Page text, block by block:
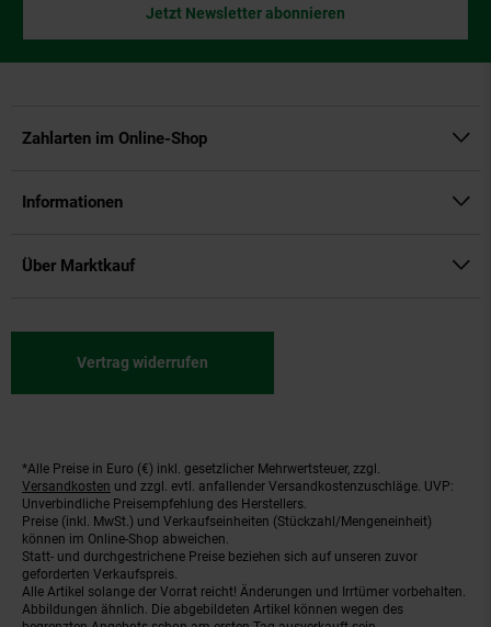
Jetzt Newsletter abonnieren
Zahlarten im Online-Shop
Informationen
Über Marktkauf
Vertrag widerrufen
Fußnoten
*Alle Preise in Euro (€) inkl. gesetzlicher Mehrwertsteuer, zzgl.
Versandkosten und zzgl. evtl. anfallender Versandkostenzuschläge. UVP:
Unverbindliche Preisempfehlung des Herstellers.
Preise (inkl. MwSt.) und Verkaufseinheiten (Stückzahl/Mengeneinheit)
können im Online-Shop abweichen.
Statt- und durchgestrichene Preise beziehen sich auf unseren zuvor
geforderten Verkaufspreis.
Alle Artikel solange der Vorrat reicht! Änderungen und Irrtümer vorbehalten.
Abbildungen ähnlich. Die abgebildeten Artikel können wegen des